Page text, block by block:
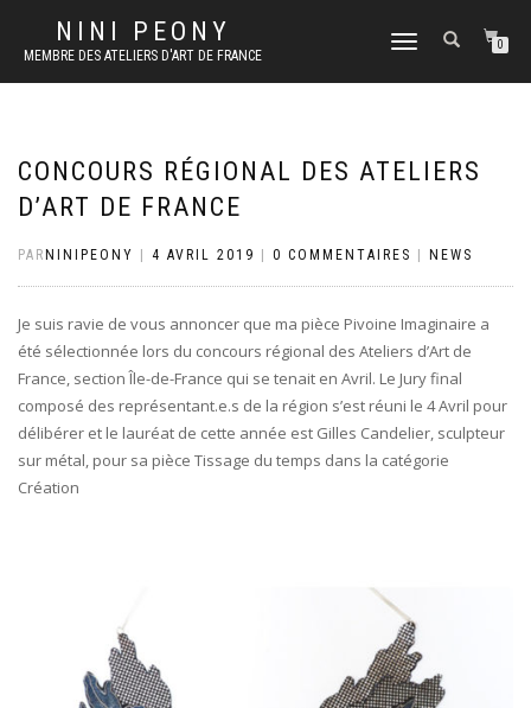
NINI PEONY
MEMBRE DES ATELIERS D'ART DE FRANCE
DÉPLIER
NAVIGATION
0
CONCOURS RÉGIONAL DES ATELIERS
D’ART DE FRANCE
PAR NINIPEONY 4 AVRIL 2019 0 COMMENTAIRES NEWS
Je suis ravie de vous annoncer que ma pièce Pivoine Imaginaire a
été sélectionnée lors du concours régional des Ateliers d’Art de
France, section Île-de-France qui se tenait en Avril. Le Jury final
composé des représentant.e.s de la région s’est réuni le 4 Avril pour
délibérer et le lauréat de cette année est Gilles Candelier, sculpteur
sur métal, pour sa pièce Tissage du temps dans la catégorie
Création